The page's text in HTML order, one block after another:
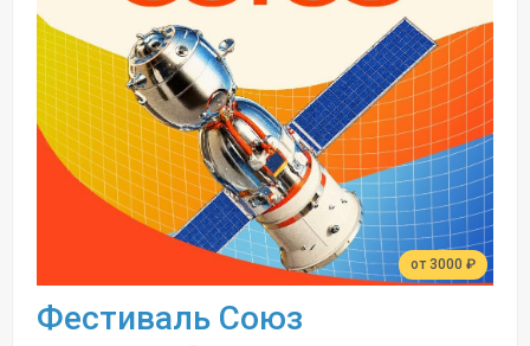
от 3000 ₽
Фестиваль Союз